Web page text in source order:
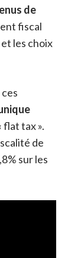
de
fiscal
les choix
flat tax ».
de
sur les